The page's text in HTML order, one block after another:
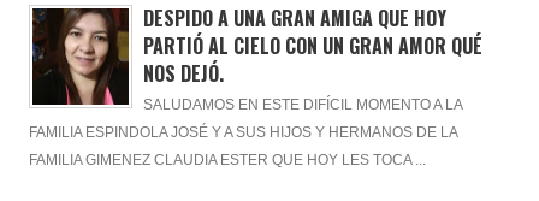
DESPIDO A UNA GRAN AMIGA QUE HOY
PARTIÓ AL CIELO CON UN GRAN AMOR QUÉ
NOS DEJÓ.
SALUDAMOS EN ESTE DIFÍCIL MOMENTO A LA
FAMILIA ESPINDOLA JOSÉ Y A SUS HIJOS Y HERMANOS DE LA
FAMILIA GIMENEZ CLAUDIA ESTER QUE HOY LES TOCA ...